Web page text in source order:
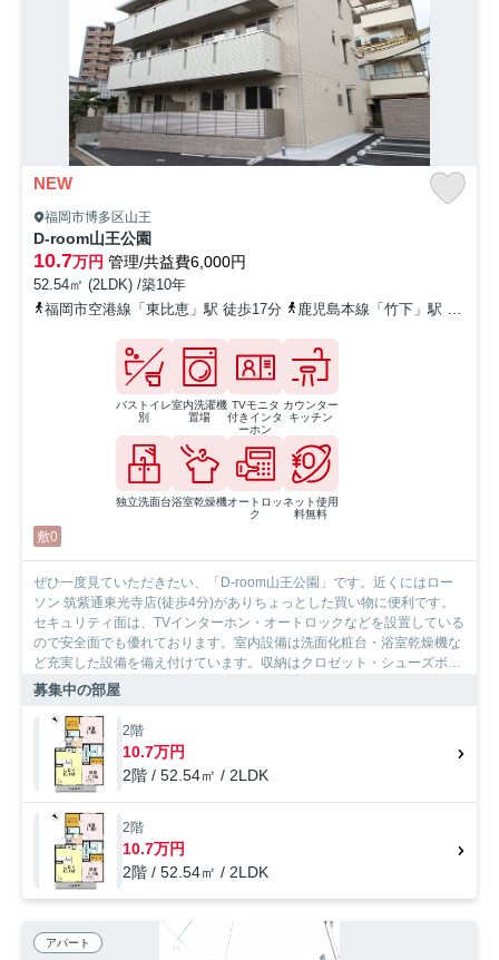
NEW
福岡市博多区山王
D-room山王公園
10.7万円 管理/共益費6,000円
52.54㎡ (2LDK) /築10年
福岡市空港線「東比恵」駅 徒歩17分
鹿児島本線「竹下」駅 徒歩21分
バストイレ
別
室内洗濯機
置場
TVモニタ
付きインタ
ーホン
カウンター
キッチン
独立洗面台浴室乾燥機オートロッ
ク
ネット使用
料無料
敷0
ぜひ一度見ていただきたい、「D-room山王公園」です。近くにはロー
ソン 筑紫通東光寺店(徒歩4分)がありちょっとした買い物に便利です。
セキュリティ面は、TVインターホン・オートロックなどを設置している
ので安全面でも優れております。室内設備は洗面化粧台・浴室乾燥機な
ど充実した設備を備え付けています。収納はクロゼット・シューズボッ
クスなどが備え付けられているので、衣類や日用品の収納に重宝しま
探しになりませんか。スタッフ一同サポートして参ります。
募集中の部屋
2階
10.7万円
2階 / 52.54㎡ / 2LDK
2階
10.7万円
2階 / 52.54㎡ / 2LDK
アパート